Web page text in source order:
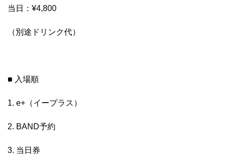
当日：¥4,800
（別途ドリンク代）
■ 入場順
1. e+（イープラス）
2. BAND予約
3. 当日券